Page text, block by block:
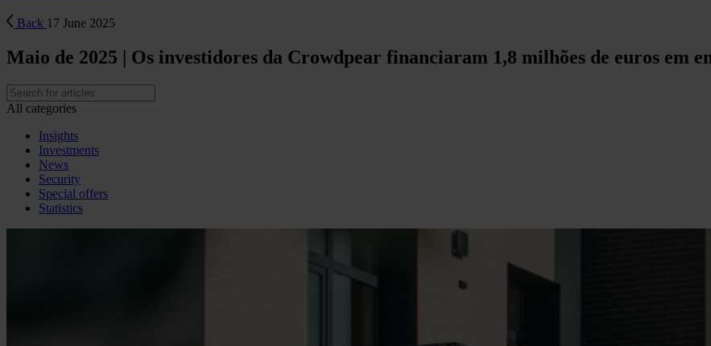
Back 17 June 2025
Maio de 2025 | Os investidores da Crowdpear financiaram 1,8 milhões de euros em
All categories
Insights
Investments
News
Security
Special offers
Statistics